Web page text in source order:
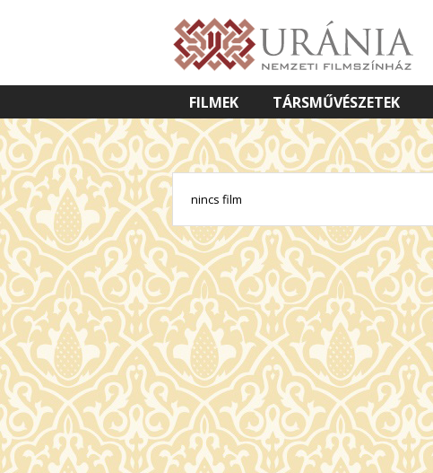
FILMEK TÁRSMŰVÉSZETEK
VETÍTETT KÉPES ELŐADÁSOK
nincs film